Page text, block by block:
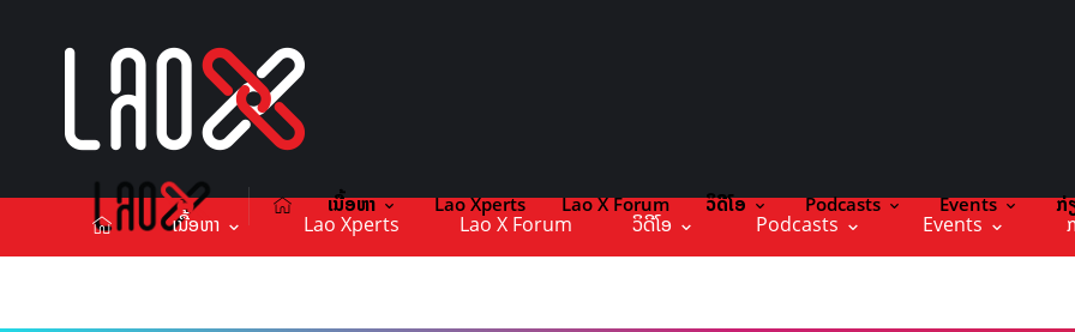
ເນື້ອຫາ Lao Xperts Lao X Forum ວິດີໂອ Podcasts Events
ເນື້ອຫາ Lao Xperts Lao X Forum ວິດີໂອ Podcasts Events ກ່